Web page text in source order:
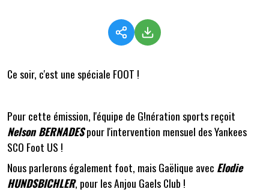
Ce soir, c'est une spéciale FOOT !
Pour cette émission, l'équipe de G!nération sports reçoit
Nelson BERNADESpour l'intervention mensuel des Yankees
SCO Foot US !
Nous parlerons également foot, mais Gaëlique avec Elodie
HUNDSBICHLER, pour les Anjou Gaels Club !